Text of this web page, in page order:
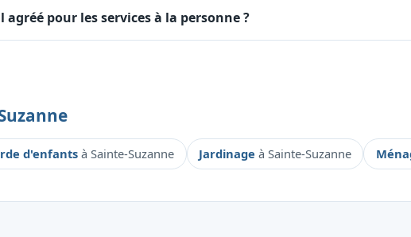
agréé pour les services à la personne ?
d'enfantsà Sainte-Suzanne Jardinage à Sainte-Suzanne